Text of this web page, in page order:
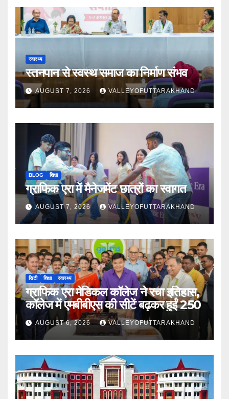
स्वास्थ्य
स्तनपान से स्वस्थ समाज का निर्माण संभव
AUGUST 7, 2026 VALLEYOFUTTARAKHAND
BLOG शिक्षा
ग्राफिक एरा में मैनेजमेंट छात्रों का स्वागत
AUGUST 7, 2026 VALLEYOFUTTARAKHAND
सिटी शिक्षा स्वास्थ्य
ग्राफिक एरा मेडिकल कॉलेज ने रचा इतिहास,
कॉलेज में एमबीबीएस की सीटें बढ़कर हुईं 250
AUGUST 6, 2026 VALLEYOFUTTARAKHAND